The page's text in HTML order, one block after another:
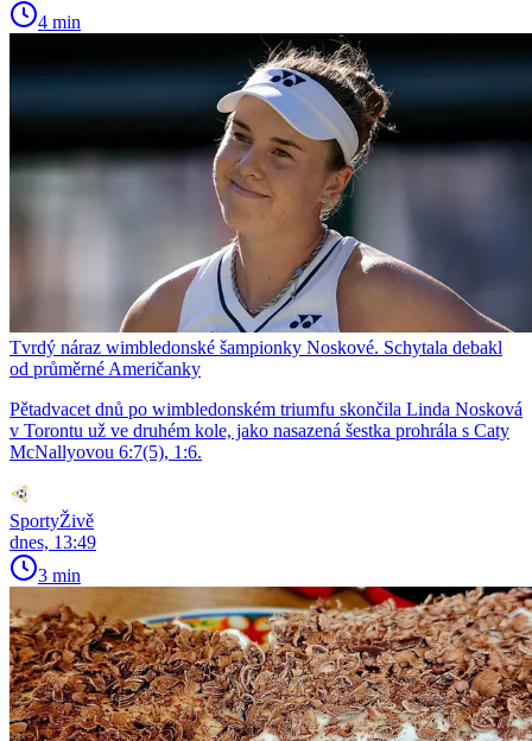
4 min
Tvrdý náraz wimbledonské šampionky Noskové. Schytala debakl
od průměrné Američanky
Pětadvacet dnů po wimbledonském triumfu skončila Linda Nosková
v Torontu už ve druhém kole, jako nasazená šestka prohrála s Caty
McNallyovou 6:7(5), 1:6.
SportyŽivě
dnes, 13:49
3 min